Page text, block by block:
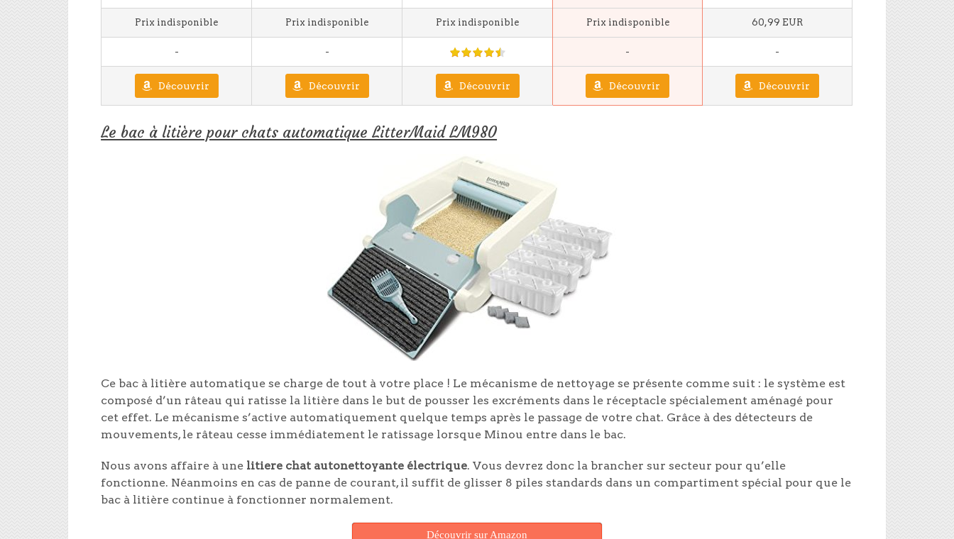
Prix indisponible Prix indisponible Prix indisponible Prix indisponible 60,99 EUR
- - - -
Découvrir Découvrir Découvrir Découvrir Découvrir
Le bac à litière pour chats automatique LitterMaid LM980
Ce bac à litière automatique se charge de tout à votre place ! Le mécanisme de nettoyage se présente comme suit : le système est
composé d’un râteau qui ratisse la litière dans le but de pousser les excréments dans le réceptacle spécialement aménagé pour
cet effet. Le mécanisme s’active automatiquement quelque temps après le passage de votre chat. Grâce à des détecteurs de
mouvements, le râteau cesse immédiatement le ratissage lorsque Minou entre dans le bac.
Nous avons affaire à une litiere chat autonettoyante électrique. Vous devrez donc la brancher sur secteur pour qu’elle
fonctionne. Néanmoins en cas de panne de courant, il suffit de glisser 8 piles standards dans un compartiment spécial pour que le
bac à litière continue à fonctionner normalement.
Découvrir sur Amazon